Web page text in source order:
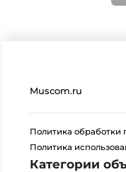
Muscom.ru
Политика обработки
Политика
Категории